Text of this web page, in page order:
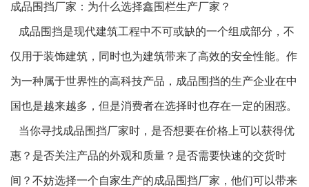
成品围挡厂家：为什么选择鑫围栏生产厂家？
成品围挡是现代建筑工程中不可或缺的一个组成部分，不
仅用于装饰建筑，同时也为建筑带来了高效的安全性能。作
为一种属于世界性的高科技产品，成品围挡的生产企业在中
国也是越来越多，但是消费者在选择时也存在一定的困惑。
当你寻找成品围挡厂家时，是否想要在价格上可以获得优
惠？是否关注产品的外观和质量？是否需要快速的交货时
间？不妨选择一个自家生产的成品围挡厂家，他们可以带来